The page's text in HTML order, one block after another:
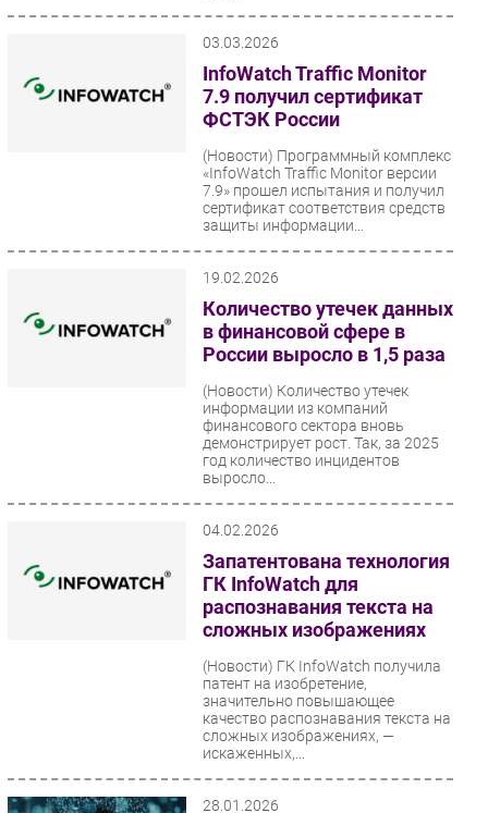
03.03.2026
InfoWatch Traffic Monitor
7.9 получил сертификат
ФСТЭК России
(Новости) Программный комплекс
«InfoWatch Traffic Monitor версии
7.9» прошел испытания и получил
сертификат соответствия средств
защиты информации...
19.02.2026
Количество утечек данных
в финансовой сфере в
России выросло в 1,5 раза
(Новости) Количество утечек
информации из компаний
финансового сектора вновь
демонстрирует рост. Так, за 2025
год количество инцидентов
выросло...
04.02.2026
Запатентована технология
ГК InfoWatch для
распознавания текста на
сложных изображениях
(Новости) ГК InfoWatch получила
патент на изобретение,
значительно повышающее
качество распознавания текста на
сложных изображениях, —
искаженных,...
28.01.2026